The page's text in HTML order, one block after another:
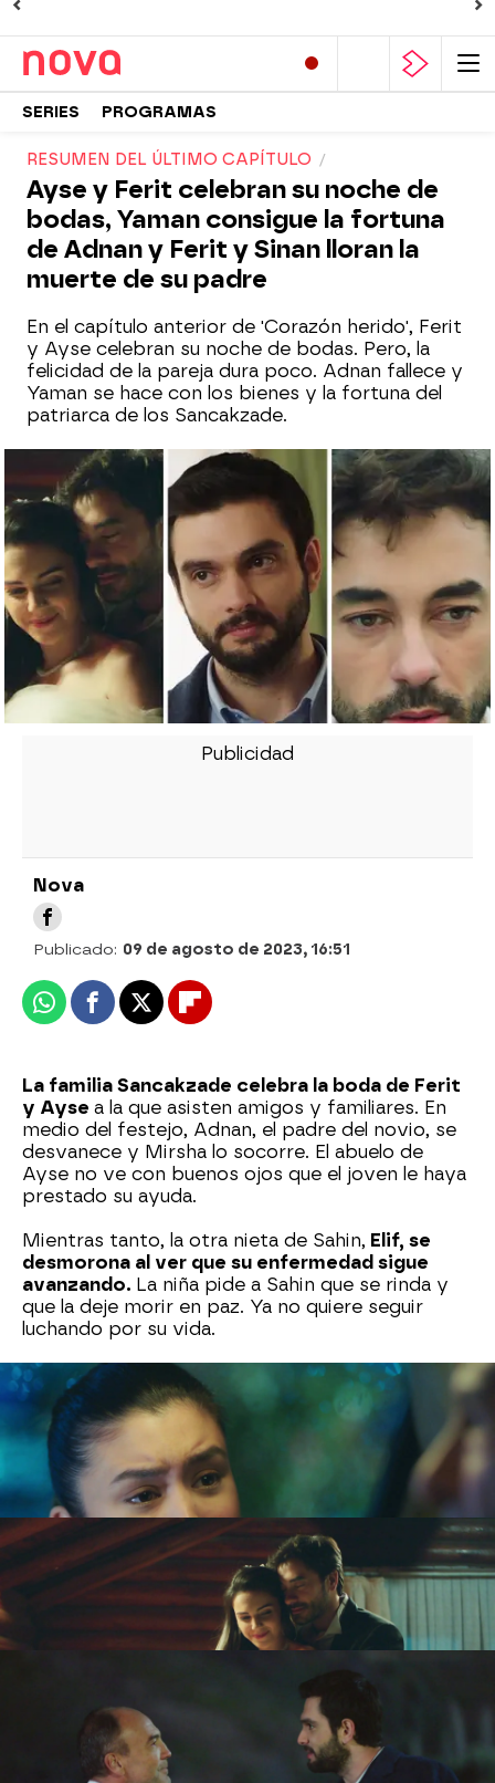
SERIES PROGRAMAS
RESUMEN DEL ÚLTIMO CAPÍTULO
Ayse y Ferit celebran su noche de
bodas, Yaman consigue la fortuna
de Adnan y Ferit y Sinan lloran la
muerte de su padre
En el capítulo anterior de 'Corazón herido', Ferit
y Ayse celebran su noche de bodas. Pero, la
felicidad de la pareja dura poco. Adnan fallece y
Yaman se hace con los bienes y la fortuna del
patriarca de los Sancakzade.
Nova
Publicado: 09 de agosto de 2023, 16:51
WhatsappFacebook
X Flipboard
La familia Sancakzade celebra la boda de Ferit
y Ayse a la que asisten amigos y familiares. En
medio del festejo, Adnan, el padre del novio, se
desvanece y Mirsha lo socorre. El abuelo de
Ayse no ve con buenos ojos que el joven le haya
prestado su ayuda.
Mientras tanto, la otra nieta de Sahin, Elif, se
desmorona al ver que su enfermedad sigue
avanzando. La niña pide a Sahin que se rinda y
que la deje morir en paz. Ya no quiere seguir
luchando por su vida.
Después de recuperarse Adnan,
Ferit y Ayse
celebran su noche de bodas donde se juran
amor eterno
y prometen no separarse jamás.
Les espera una cama llena de pétalos de rosa. ¡El
momento no puede ser más romántico!
Mientras tanto,Adnan, de camino a casa, se
encuentra con su hijo ilegítimo Yaman.Adnan
acusa al joven de ladrón y le confiesa que va a
desenmascararle ante su mujer e hijos.
Adnan en el fondo está desesperado.Se siente
culpable por haber arruinado la vida de sus hijos
Ferit y Sinan.Se dejó embaucar por Yaman y le
acabó transfiriendo toda su fortuna y bienes.
Ahora, sus hijos están en la bancarrota.